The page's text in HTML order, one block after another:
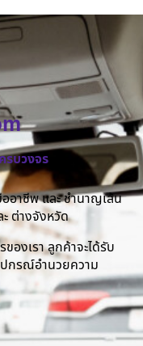
รบวงจร
อาชีพ และ ชำนาญเส้น
ต่างจังหวัด
องเรา ลูกค้าจะได้รับ
ปกรณ์อำนวยความ